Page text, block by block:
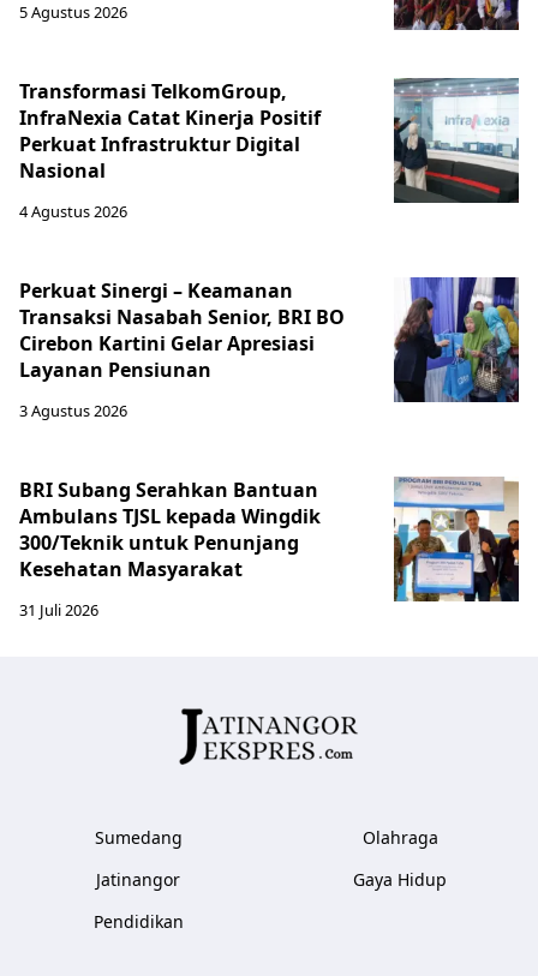
5 Agustus 2026
Transformasi TelkomGroup,
InfraNexia Catat Kinerja Positif
Perkuat Infrastruktur Digital
Nasional
4 Agustus 2026
Perkuat Sinergi – Keamanan
Transaksi Nasabah Senior, BRI BO
Cirebon Kartini Gelar Apresiasi
Layanan Pensiunan
3 Agustus 2026
BRI Subang Serahkan Bantuan
Ambulans TJSL kepada Wingdik
300/Teknik untuk Penunjang
Kesehatan Masyarakat ​
31 Juli 2026
Sumedang
Jatinangor
Pendidikan
Olahraga
Gaya Hidup